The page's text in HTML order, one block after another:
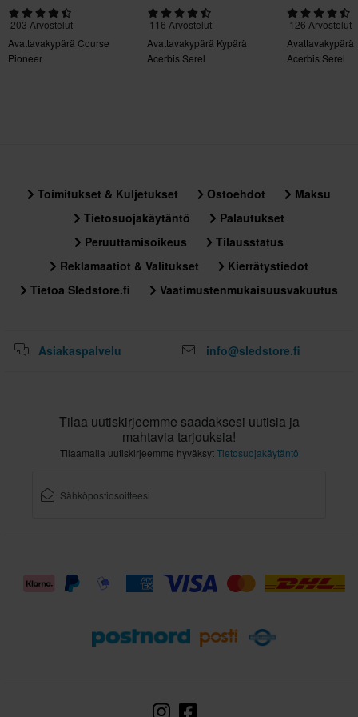
Irrotettava Vuori
Kyllä
Kiertovoimasuoja
Yli 1500 g
Sertifiointistandardi
356 x 414 x 344 mm
L
XL
356 x 414 x 344 mm
203 Arvostelut
Avattavakypärä Course
Pioneer
116 Arvostelut
Avattavakypärä Kypärä
Acerbis Serel
126 Arvostelut
Avattavakypärä
Acerbis Serel
Toimitukset & Kuljetukset Ostoehdot
Maksu
Tietosuojakäytäntö
Palautukset
Peruuttamisoikeus
Tilausstatus
Reklamaatiot & Valitukset
Kierrätystiedot
Tietoa Sledstore.fi
Vaatimustenmukaisuusvakuutus
Asiakaspalvelu info@sledstore.fi
Tilaa uutiskirjeemme saadaksesi uutisia ja
mahtavia tarjouksia!
Tilaamalla uutiskirjeemme hyväksytTietosuojakäytäntö